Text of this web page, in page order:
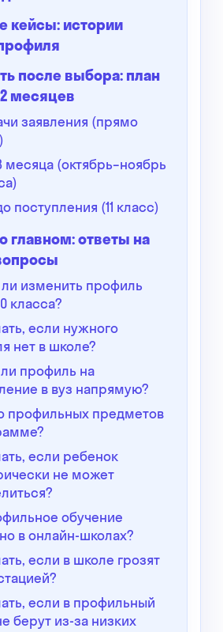
кейсы: истории
после выбора: план
месяцев
заявления (прямо
месяца (октябрь–ноябрь
поступления (11 класс)
главном: ответы на
изменить профиль
класса?
если нужного
нет в школе?
профиль на
в вуз напрямую?
профильных предметов
если ребенок
не может
обучение
в онлайн-школах?
если в школе грозят
если в профильный
берут из-за низких